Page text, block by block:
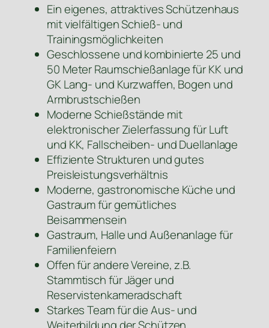
Ein eigenes, attraktives Schützenhaus
mit vielfältigen Schieß- und
Trainingsmöglichkeiten
Geschlossene und kombinierte 25 und
50 Meter Raumschießanlage für KK und
GK Lang- und Kurzwaffen, Bogen und
Armbrustschießen
Moderne Schießstände mit
elektronischer Zielerfassung für Luft
und KK, Fallscheiben- und Duellanlage
Effiziente Strukturen und gutes
Preisleistungsverhältnis
Moderne, gastronomische Küche und
Gastraum für gemütliches
Beisammensein
Gastraum, Halle und Außenanlage für
Familienfeiern
Offen für andere Vereine, z.B.
Stammtisch für Jäger und
Reservistenkameradschaft
Starkes Team für die Aus- und
Weiterbildung der Schützen